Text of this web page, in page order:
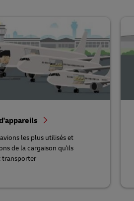
les plus utilisés et
de la cargaison qu'ils
transporter